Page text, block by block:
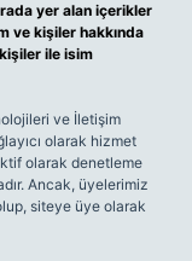
yer alan içerikler
ve kişiler hakkında
ile isim
ve İletişim
olarak hizmet
olarak denetleme
Ancak, üyelerimiz
siteye üye olarak